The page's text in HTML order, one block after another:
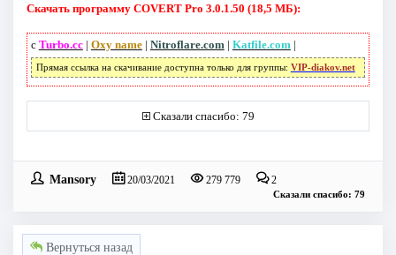
Скачать программу COVERT Pro 3.0.1.50 (18,5 МБ):
с Turbo.cc| Oxy name| Nitroflare.com | Katfile.com |
Прямая ссылка на скачивание доступна только для группы: VIP-diakov.net
Сказали спасибо: 79
Mansory 20/03/2021 279 779 2
Сказали спасибо: 79
Вернуться назад